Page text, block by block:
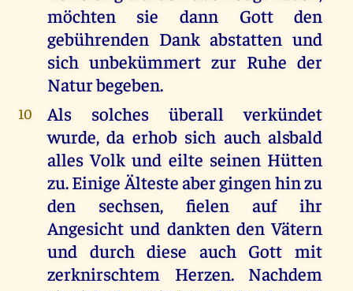
möchten sie dann Gott den
gebührenden Dank abstatten und
sich unbekümmert zur Ruhe der
Natur begeben.
10
Als solches überall verkündet
wurde, da erhob sich auch alsbald
alles Volk und eilte seinen Hütten
zu. Einige Älteste aber gingen hin zu
den sechsen, fielen auf ihr
Angesicht und dankten den Vätern
und durch diese auch Gott mit
zerknirschtem Herzen. Nachdem